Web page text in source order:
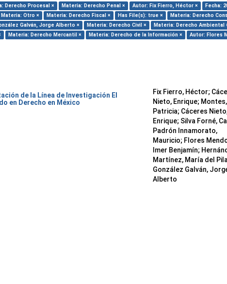
Derecho Procesal × Materia: Derecho Penal × Autor: Fix Fierro, Héctor ×
Fecha:
Materia: Otro × Materia: Derecho Fiscal × Has File(s): true ×
Materia: Derecho
Galván, Jorge Alberto × Materia: Derecho Civil ×
Materia: Derecho Ambiental
Materia: Derecho Mercantil × Materia: Derecho de la Información × Autor: Flores
de la Línea de Investigación El
en Derecho en México
Fix Fierro, Héctor;
Nieto, Enrique; Montes,
Patricia; Cáceres
Enrique; Silva Forné,
Padrón Innamorato,
Mauricio; Flores
Imer Benjamín;
Martínez, María del
González Galván,
Alberto